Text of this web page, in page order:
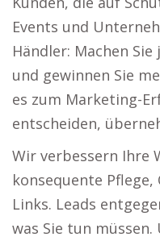
Events und
Händler: Machen
und gewinnen Sie
es zum Marketing-
entscheiden,
Wir verbessern Ihre
konsequente
Links. Leads
was Sie tun